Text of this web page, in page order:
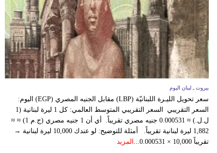
ديكور
أخبار
إعلام
مرأة
بيروت ـ لبنان اليوم
سعر تحويل الليـرة اللبنانيّة (LBP) مقابل الجنيه المصري (EGP) اليوم:
السعر التقريبي السعر التقريبي المتوسط العالمي: كل 1 ليرة لبنانية (1
ل.ل.) ≈ 0.000531 جنيه مصري تقريباً. أي أن 1 جنيه مصري (ج.م 1) ≈ ≈
1,882 ليرة لبنانية تقريباً. أمثلة للتوضيح: لو عندك 10,000 ليرة لبنانية →
تقريباً 10,000 × 0.000531...
المزيد